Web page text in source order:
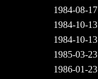
1984-08-17
1984-10-13
1984-10-13
1985-03-23
1986-01-23